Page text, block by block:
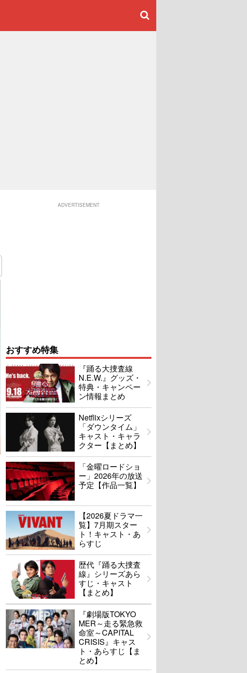
ADVERTISEMENT
おすすめ特集
『踊る大捜査線
N.E.W.』グッズ・
特典・キャンペー
ン情報まとめ
Netflixシリーズ
「ダウンタイム」
キャスト・キャラ
クター【まとめ】
「金曜ロードショ
ー」2026年の放送
予定【作品一覧】
【2026夏ドラマ一
覧】7月期スター
ト！キャスト・あ
らすじ
歴代『踊る大捜査
線』シリーズあら
すじ・キャスト
【まとめ】
『劇場版TOKYO
MER～走る緊急救
命室～CAPITAL
CRISIS』キャス
ト・あらすじ【ま
とめ】